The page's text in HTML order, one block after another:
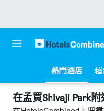
熱門酒店 超
在孟買Shivaji Park